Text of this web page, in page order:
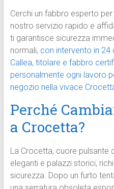
Cerchi un fabbro esperto per
nostro servizio rapido e
ti garantisce sicurezza
normali, con intervento in 24
Callea, titolare e fabbro
personalmente ogni lavoro
negozio nella vivace
Perché
a Crocetta?
La Crocetta, cuore pulsante
eleganti e palazzi storici,
sicurezza. Dopo un furto